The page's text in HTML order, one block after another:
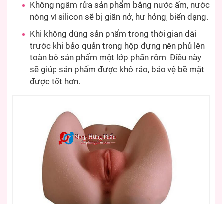
Không ngâm rửa sản phẩm bằng nước ấm, nước
nóng vì silicon sẽ bị giãn nở, hư hỏng, biến dạng.
Khi không dùng sản phẩm trong thời gian dài
trước khi bảo quản trong hộp đựng nên phủ lên
toàn bộ sản phẩm một lớp phấn rôm. Điều này
sẽ giúp sản phẩm được khô ráo, bảo vệ bề mặt
được tốt hơn.